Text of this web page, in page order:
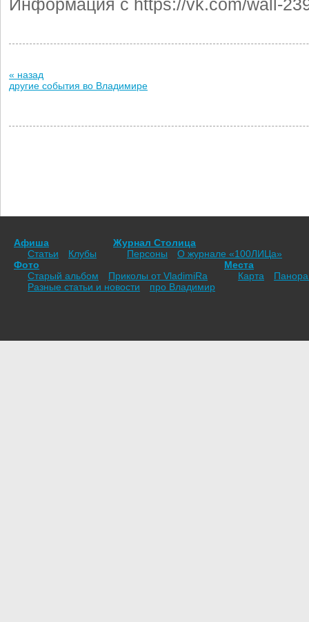
Информация с https://vk.com/wall-
« назад
другие события во Владимире
Афиша
Статьи
Клубы
Журнал Столица
Персоны
О журнале «100ЛИЦа»
Фото
Старый альбом
Приколы от VladimiRа
Места
Карта
Разные статьи и новости
про Владимир